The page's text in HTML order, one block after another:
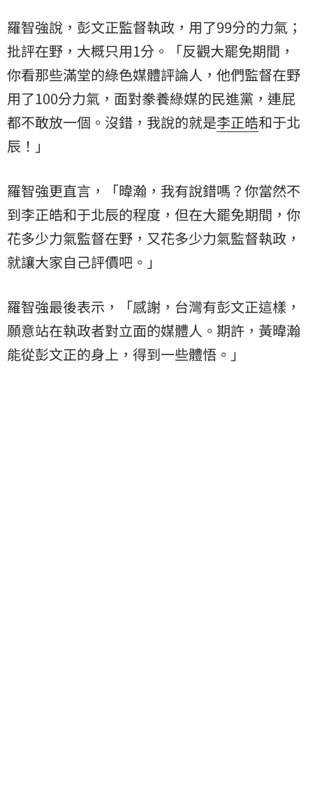
羅智強說，彭文正監督執政，用了99分的力氣；
批評在野，大概只用1分。「反觀大罷免期間，
你看那些滿堂的綠色媒體評論人，他們監督在野
用了100分力氣，面對豢養綠媒的民進黨，連屁
都不敢放一個。沒錯，我說的就是李正皓和于北
辰 ！」
羅智強更直言，「暐瀚，我有說錯嗎？你當然不
到李正皓和于北辰的程度，但在大罷免期間，你
花多少力氣監督在野，又花多少力氣監督執政，
就讓大家自己評價吧。」
羅智強最後表示，「感謝，台灣有彭文正這樣，
願意站在執政者對立面的媒體人。期許，黃暐瀚
能從彭文正的身上，得到一些體悟。」